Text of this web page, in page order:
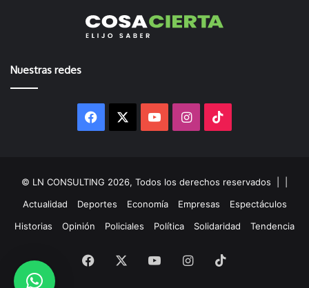
Nuestras redes
Facebook YouTubeInstagram
© LN CONSULTING 2026, Todos los derechos reservados |
Actualidad
Deportes Economía Empresas
Espectáculos
Historias
Opinión Policiales Política Solidaridad Tendencia
Facebook YouTubeInstagram